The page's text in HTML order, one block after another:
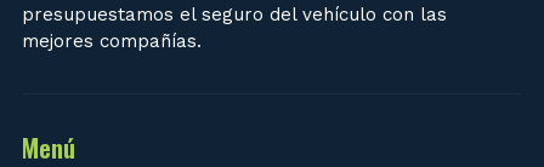
presupuestamos el seguro del vehículo con las
mejores compañías.
Menú